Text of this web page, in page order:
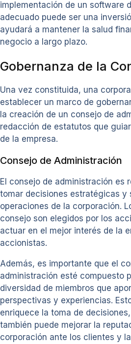
implementación de un software
adecuado puede ser una
ayudará a mantener la salud
negocio a largo plazo.
Gobernanza de la
Una vez constituida, una
establecer un marco de
la creación de un consejo de
redacción de estatutos que
de la empresa.
Consejo de Administración
El consejo de administración es
tomar decisiones estratégicas y
operaciones de la corporación.
consejo son elegidos por los
actuar en el mejor interés de la
accionistas.
Además, es importante que el
administración esté compuesto
diversidad de miembros que
perspectivas y experiencias.
enriquece la toma de
también puede mejorar la
corporación ante los clientes y